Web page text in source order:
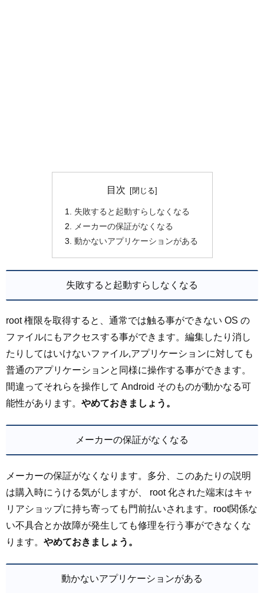
目次
失敗すると起動すらしなくなる
メーカーの保証がなくなる
動かないアプリケーションがある
失敗すると起動すらしなくなる
root 権限を取得すると、通常では触る事ができない OS の
ファイルにもアクセスする事ができます。編集したり消し
たりしてはいけないファイル,アプリケーションに対しても
普通のアプリケーションと同様に操作する事ができます。
間違ってそれらを操作して Android そのものが動かなる可
能性があります。 やめておきましょう。
メーカーの保証がなくなる
メーカーの保証がなくなります。多分、このあたりの説明
は購入時にうける気がしますが、 root 化された端末はキャ
リアショップに持ち寄っても門前払いされます。root関係な
い不具合とか故障が発生しても修理を行う事ができなくな
ります。 やめておきましょう。
動かないアプリケーションがある